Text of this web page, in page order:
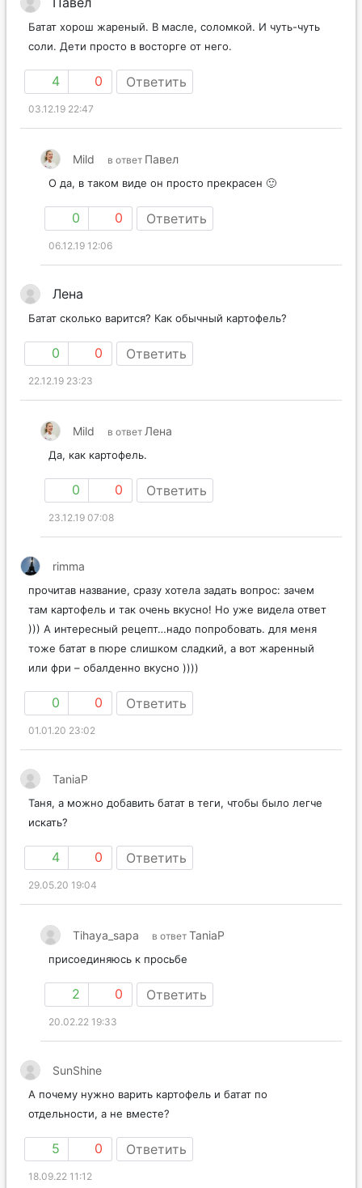
Батат хорош жареный. В масле, соломкой. И чуть-чуть
соли. Дети просто в восторге от него.
4 0 Ответить
03.12.19 22:47
Mild в ответ Павел
О да, в таком виде он просто прекрасен 🙂
0 0 Ответить
06.12.19 12:06
Лена
Батат сколько варится? Как обычный картофель?
0 0 Ответить
22.12.19 23:23
Mild в ответ Лена
Да, как картофель.
0 0 Ответить
23.12.19 07:08
rimma
прочитав название, сразу хотела задать вопрос: зачем
там картофель и так очень вкусно! Но уже видела ответ
))) А интересный рецепт…надо попробовать. для меня
тоже батат в пюре слишком сладкий, а вот жаренный
или фри – обалденно вкусно ))))
0 0 Ответить
01.01.20 23:02
TaniaP
Таня, а можно добавить батат в теги, чтобы было легче
искать?
4 0 Ответить
29.05.20 19:04
Tihaya_sapa в ответ TaniaP
присоединяюсь к просьбе
2 0 Ответить
20.02.22 19:33
SunShine
А почему нужно варить картофель и батат по
отдельности, а не вместе?
5 0 Ответить
18.09.22 11:12